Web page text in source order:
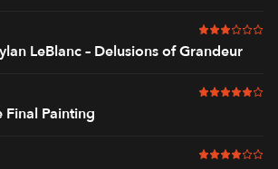
3 av 6 i
LeBlanc – Delusions of Grandeur
5 av 6 i
Final Painting
4 av 6 i